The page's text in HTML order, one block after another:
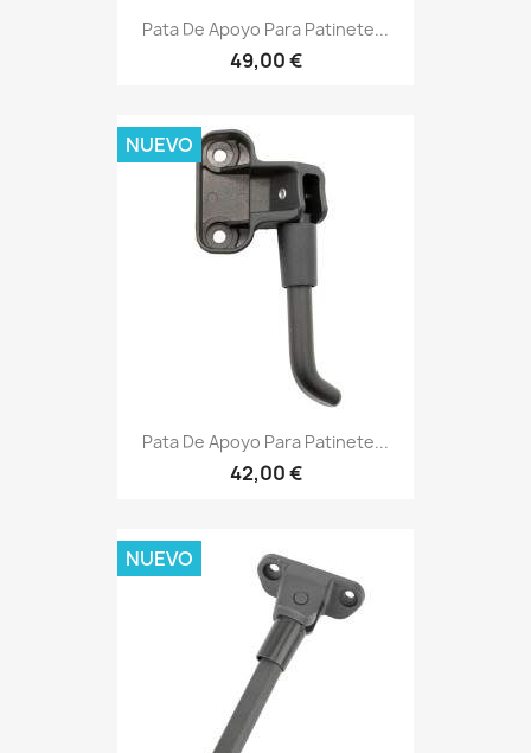
Pata De Apoyo Para Patinete...
49,00 €
Pata De Apoyo Para Patinete...
42,00 €
NUEVO
NUEVO